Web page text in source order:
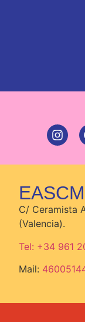
C/ Ceramista
(Valencia).
Tel: +34 961
Mail: